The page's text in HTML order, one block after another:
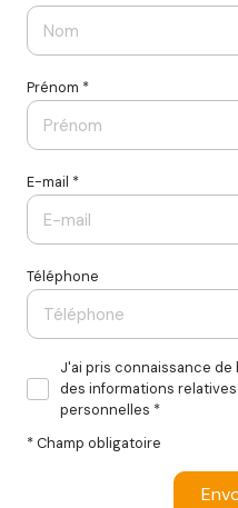
Prénom *
E-mail *
Téléphone
J'ai pris connaissance
des informations
personnelles *
* Champ obligatoire